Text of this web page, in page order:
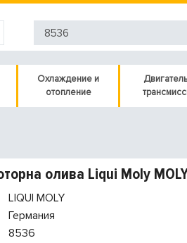
Охлаждение и
отопление
олива Liqui Moly
LIQUI MOLY
Германия
8536